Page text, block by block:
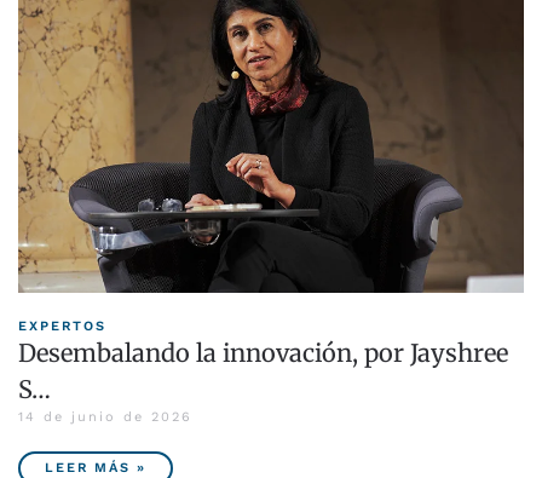
EXPERTOS
Desembalando la innovación, por Jayshree
S…
14 de junio de 2026
LEER MÁS »